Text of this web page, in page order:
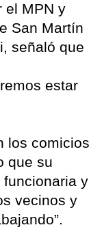
el MPN y
San Martín
señaló que
estar
los comicios
que su
funcionaria y
vecinos y